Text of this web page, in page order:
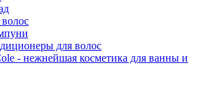
для волос